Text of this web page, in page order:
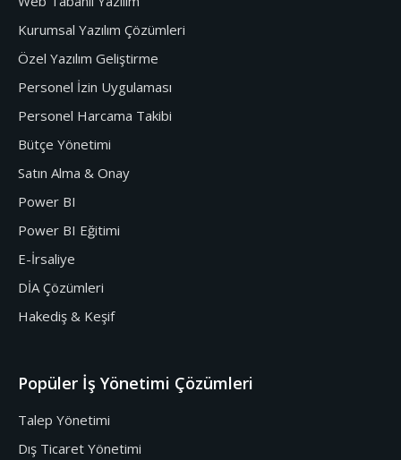
Kurumsal Yazılım Çözümleri
Özel Yazılım Geliştirme
Personel İzin Uygulaması
Personel Harcama Takibi
Bütçe Yönetimi
Satın Alma & Onay
Power BI
Power BI Eğitimi
E-İrsaliye
DİA Çözümleri
Hakediş & Keşif
Popüler İş Yönetimi Çözümleri
Talep Yönetimi
Dış Ticaret Yönetimi